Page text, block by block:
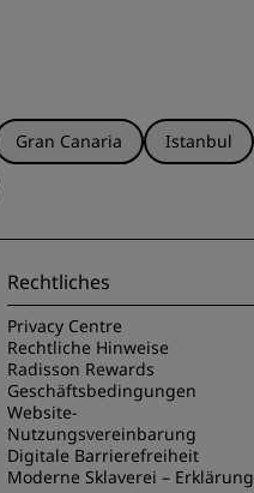
Gran Canaria Istanbul
Rechtliches
Privacy Centre
Rechtliche Hinweise
Radisson Rewards
Geschäftsbedingungen
Website-
Nutzungsvereinbarung
Digitale Barrierefreiheit
Moderne Sklaverei – Erklärung